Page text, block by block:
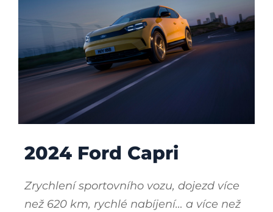
2024 Ford Capri
Zrychlení sportovního vozu, dojezd více
než 620 km, rychlé nabíjení… a více než